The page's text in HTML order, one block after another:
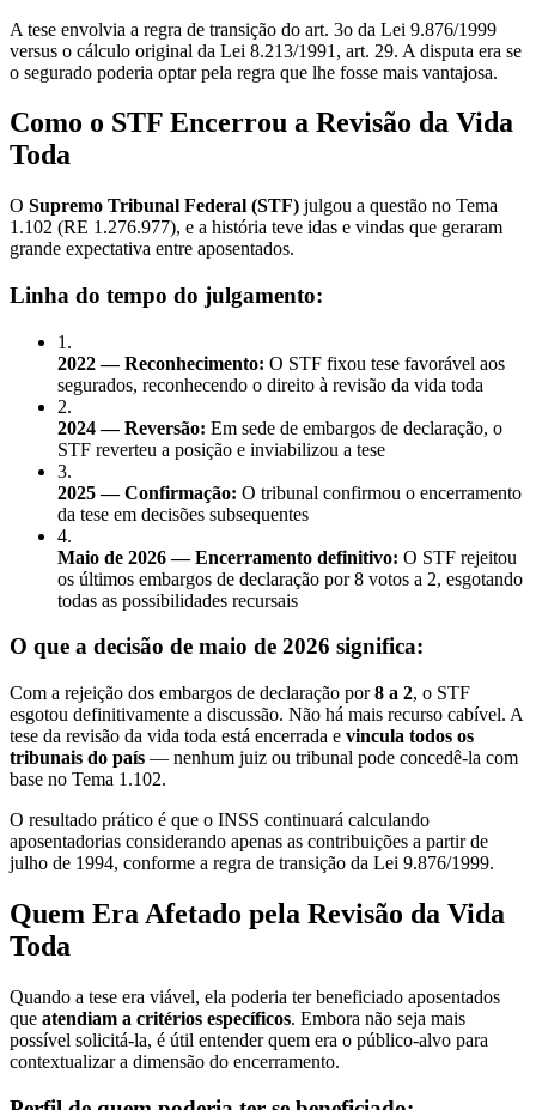
A tese envolvia a regra de transição do art. 3o da Lei 9.876/1999
versus o cálculo original da Lei 8.213/1991, art. 29. A disputa era se
o segurado poderia optar pela regra que lhe fosse mais vantajosa.
Como o STF Encerrou a Revisão da Vida
Toda
O Supremo Tribunal Federal (STF) julgou a questão no Tema
1.102 (RE 1.276.977), e a história teve idas e vindas que geraram
grande expectativa entre aposentados.
Linha do tempo do julgamento:
1 .
2022 — Reconhecimento: O STF fixou tese favorável aos
segurados, reconhecendo o direito à revisão da vida toda
2.
2024 — Reversão: Em sede de embargos de declaração, o
STF reverteu a posição e inviabilizou a tese
3.
2025 — Confirmação: O tribunal confirmou o encerramento
da tese em decisões subsequentes
4.
Maio de 2026 — Encerramento definitivo: O STF rejeitou
os últimos embargos de declaração por 8 votos a 2, esgotando
todas as possibilidades recursais
O que a decisão de maio de 2026 significa:
Com a rejeição dos embargos de declaração por8 a 2, o STF
esgotou definitivamente a discussão. Não há mais recurso cabível. A
tese da revisão da vida toda está encerrada e vincula todos os
tribunais do país — nenhum juiz ou tribunal pode concedê-la com
base no Tema 1.102.
O resultado prático é que o INSS continuará calculando
aposentadorias considerando apenas as contribuições a partir de
julho de 1994, conforme a regra de transição da Lei 9.876/1999.
Quem Era Afetado pela Revisão da Vida
Toda
Quando a tese era viável, ela poderia ter beneficiado aposentados
que atendiam a critérios específicos. Embora não seja mais
possível solicitá-la, é útil entender quem era o público-alvo para
contextualizar a dimensão do encerramento.